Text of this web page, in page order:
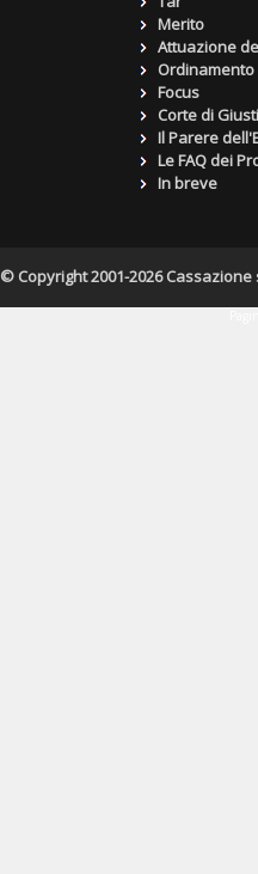
Merito
Attuazione
Focus
Corte di
Il Parere
Le FAQ dei
In breve
© Copyright 2001-2026 Cassazione